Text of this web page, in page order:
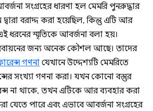
সংগ্রহের ধারণা হল মেমরি পুনরুদ্ধার
দ্বারা বরাদ্দ করা হয়েছিল, কিন্তু এটি আর
ধরনের স্মৃতিকে আবর্জনা বলা হয়।
জন্য অনেক কৌশল আছে। তাদের
গণনা যেখানে উদ্দেশ্যটি মেমরিতে
সংখ্যা গণনা করা। যখন কোনো বস্তুর
না থাকে, তখন এটিকে আর ব্যবহার করা
যেতে পারে এবং এভাবে আবর্জনা সংগ্রহের